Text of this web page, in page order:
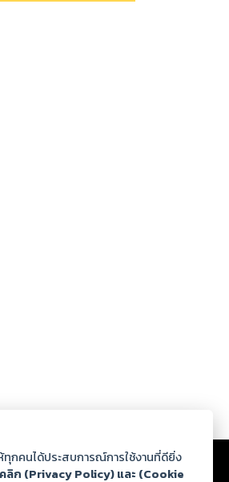
ดาวน์โหลด
ทุกคนได้ประสบการณ์การใช้งานที่ดียิ่ง
คลิก (Privacy Policy) และ (Cookie